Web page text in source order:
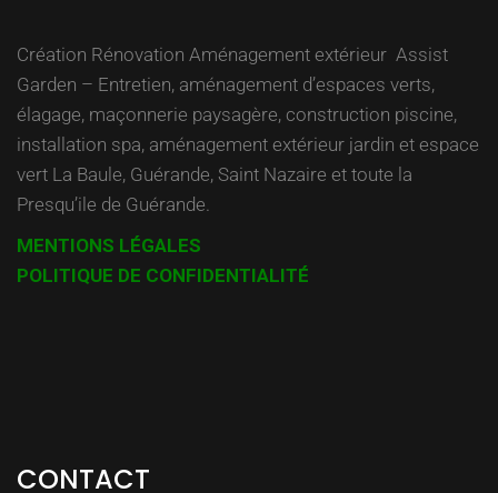
Création Rénovation Aménagement extérieur Assist
Garden – Entretien, aménagement d’espaces verts,
élagage, maçonnerie paysagère, construction piscine,
installation spa, aménagement extérieur jardin et espace
vert La Baule, Guérande, Saint Nazaire et toute la
Presqu’ile de Guérande.
MENTIONS LÉGALES
POLITIQUE DE CONFIDENTIALITÉ
CONTACT